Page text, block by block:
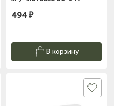
494 ₽
В корзину